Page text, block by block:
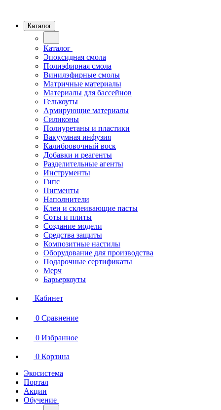
Каталог
Каталог
Эпоксидная смола
Полиэфирная смола
Винилэфирные смолы
Матричные материалы
Материалы для бассейнов
Гелькоуты
Армирующие материалы
Силиконы
Полиуретаны и пластики
Вакуумная инфузия
Калибровочный воск
Добавки и реагенты
Разделительные агенты
Инструменты
Гипс
Пигменты
Наполнители
Клеи и склеивающие пасты
Соты и плиты
Создание модели
Средства защиты
Композитные настилы
Оборудование для производства
Подарочные сертификаты
Мерч
Барьеркоуты
Кабинет
0 Сравнение
0 Избранное
0 Корзина
Экосистема
Портал
Акции
Обучение